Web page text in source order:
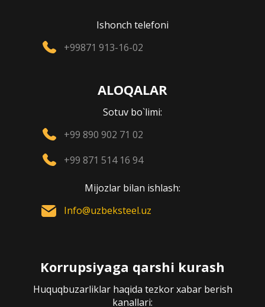
Ishonch telefoni
+99871 913-16-02
ALOQALAR
Sotuv bo`limi:
+99 890 902 71 02
+99 871 514 16 94
Mijozlar bilan ishlash:
Info@uzbeksteel.uz
Korrupsiyaga qarshi kurash
Huquqbuzarliklar haqida tezkor xabar berish
kanallari: